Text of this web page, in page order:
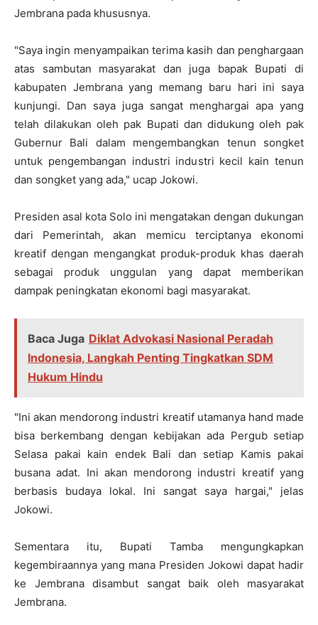
Jembrana pada khususnya.
"Saya ingin menyampaikan terima kasih dan penghargaan
atas sambutan masyarakat dan juga bapak Bupati di
kabupaten Jembrana yang memang baru hari ini saya
kunjungi. Dan saya juga sangat menghargai apa yang
telah dilakukan oleh pak Bupati dan didukung oleh pak
Gubernur Bali dalam mengembangkan tenun songket
untuk pengembangan industri industri kecil kain tenun
dan songket yang ada," ucap Jokowi.
Presiden asal kota Solo ini mengatakan dengan dukungan
dari Pemerintah, akan memicu terciptanya ekonomi
kreatif dengan mengangkat produk-produk khas daerah
sebagai produk unggulan yang dapat memberikan
dampak peningkatan ekonomi bagi masyarakat.
Baca Juga Diklat Advokasi Nasional Peradah
Indonesia, Langkah Penting Tingkatkan SDM
Hukum Hindu
"Ini akan mendorong industri kreatif utamanya hand made
bisa berkembang dengan kebijakan ada Pergub setiap
Selasa pakai kain endek Bali dan setiap Kamis pakai
busana adat. Ini akan mendorong industri kreatif yang
berbasis budaya lokal. Ini sangat saya hargai," jelas
Jokowi.
Sementara itu, Bupati Tamba mengungkapkan
kegembiraannya yang mana Presiden Jokowi dapat hadir
ke Jembrana disambut sangat baik oleh masyarakat
Jembrana.